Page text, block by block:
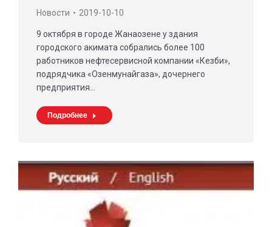
Новости 2019-10-10
9 октября в городе Жанаозене у здания
городского акимата собрались более 100
работников нефтесервисной компании «Кезби»,
подрядчика «Озенмунайгаза», дочернего
предприятия…
Подробнее